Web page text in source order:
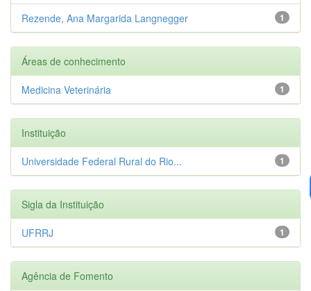
1
Rezende, Ana Margarida Langnegger
Áreas de conhecimento
1
Medicina Veterinária
Instituição
1
Universidade Federal Rural do Rio...
Sigla da Instituição
1
UFRRJ
Agência de Fomento